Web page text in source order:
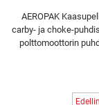
AEROPAK
carby- ja choke-
polttomoottorin